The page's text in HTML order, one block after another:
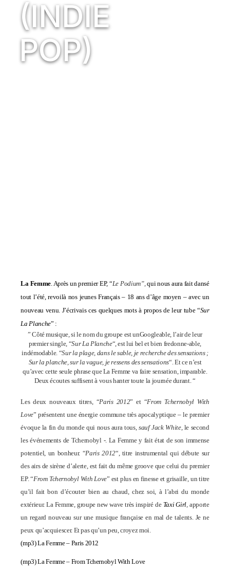
(INDIE
POP)
La Femme. Après un premier EP, “Le Podium”,qui nous aura fait dansé
tout l’été, revoilà nos jeunes Français – 18 ans d’âge moyen – avec un
nouveau venu. J’écrivais ces quelques mots à propos de leur tube “Sur
La Planche” :
” Côté musique, si le nom du groupe estunGoogleable, l’air de leur
premier single, “Sur La Planche“, est lui bel et bien fredonne-able,
indémodable. “Sur la plage, dans le sable, je recherche des sensations ;
Sur la planche, sur la vague, je ressens des sensations“. Et ce n’est
qu’avec cette seule phrase que La Femme va faire sensation, imparable.
Deux écoutes suffisent à vous hanter toute la journée durant. “
Les deux nouveaux titres, “Paris 2012” et “From Tchernobyl With
Love” présentent une énergie commune très apocalyptique – le premier
évoque la fin du monde qui nous aura tous, sauf Jack White, le second
les événements de Tchernobyl -. La Femme y fait état de son immense
potentiel, un bonheur. “Paris 2012“, titre instrumental qui débute sur
des airs de sirène d’alerte, est fait du même groove que celui du premier
EP.“From Tchernobyl With Love” est plus en finesse et grisaille, un titre
qu’il fait bon d’écouter bien au chaud, chez soi, à l’abri du monde
extérieur. La Femme, groupe new wave très inspiré de Taxi Girl,apporte
un regard nouveau sur une musique française en mal de talents. Je ne
peux qu’acquiescer. Et pas qu’un peu, croyez moi.
(mp3)La Femme – Paris 2012
(mp3)La Femme – From Tchernobyl With Love